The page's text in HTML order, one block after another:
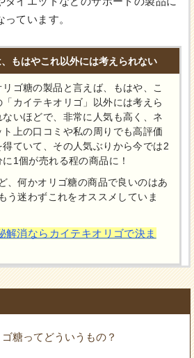
ています。
もはやこれ以外には考えられない
リゴ糖の製品と言えば、もはや、こ
「カイテキオリゴ」以外には考えら
ないほどで、非常に人気も高く、ネ
ト上の口コミや私の周りでも高評価
得ていて、その人気ぶりから今では2
に1個が売れる程の商品に！
、何かオリゴ糖の商品で良いのはあ
う迷わずこれをオススメしていま
解消ならカイテキオリゴで決ま
糖ってどういうもの？